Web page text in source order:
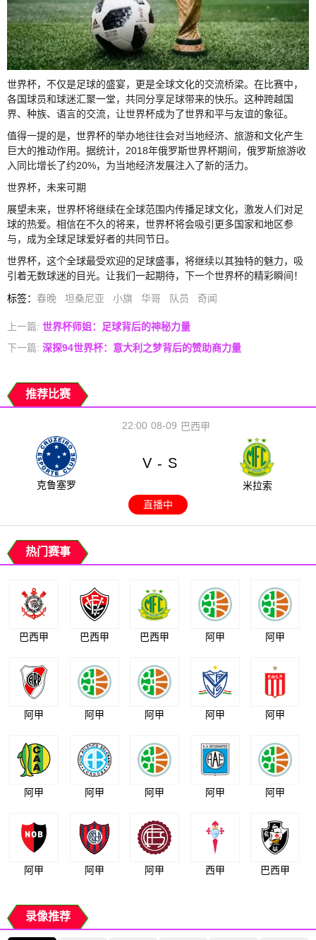
世界杯，不仅是足球的盛宴，更是全球文化的交流桥梁。在比赛中，
各国球员和球迷汇聚一堂，共同分享足球带来的快乐。这种跨越国
界、种族、语言的交流，让世界杯成为了世界和平与友谊的象征。
值得一提的是，世界杯的举办地往往会对当地经济、旅游和文化产生
巨大的推动作用。据统计，2018年俄罗斯世界杯期间，俄罗斯旅游收
入同比增长了约20%，为当地经济发展注入了新的活力。
世界杯，未来可期
展望未来，世界杯将继续在全球范围内传播足球文化，激发人们对足
球的热爱。相信在不久的将来，世界杯将会吸引更多国家和地区参
与，成为全球足球爱好者的共同节日。
世界杯，这个全球最受欢迎的足球盛事，将继续以其独特的魅力，吸
引着无数球迷的目光。让我们一起期待，下一个世界杯的精彩瞬间！
标签： 春晚 坦桑尼亚 小旗 华哥 队员 奇闻
上一篇: 世界杯师姐：足球背后的神秘力量
下一篇: 深探94世界杯：意大利之梦背后的赞助商力量
推荐比赛
08-09
22:00 巴西甲
克鲁塞罗
V - S
米拉索
直播中
热门赛事
巴西甲 巴西甲 巴西甲 阿甲 阿甲
阿甲 阿甲 阿甲 阿甲 阿甲
阿甲 阿甲 阿甲 阿甲 阿甲
阿甲 阿甲 阿甲 西甲 巴西甲
录像推荐